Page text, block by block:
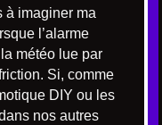
à imaginer ma
l’alarme
météo lue par
Si, comme
DIY ou les
nos autres